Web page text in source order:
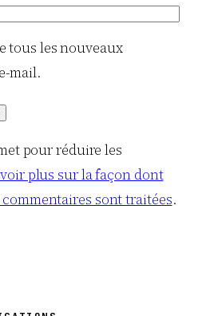
tous les nouveaux
mail.
pour réduire les
plus sur la façon dont
sont traitées.